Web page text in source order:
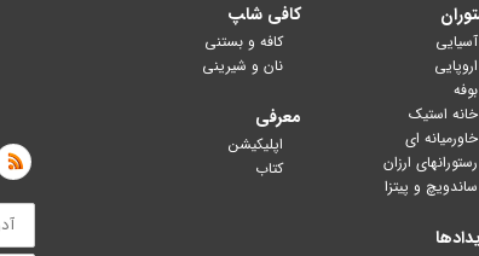
آسیایی
اروپایی
بوفه
خانه استیک
خاورمیانه ای
رستورانهای ارزان
ساندویچ و پیتزا
کافی شا‍پ
کافه و بستنی
نان و شیرینی
معرفی
اپلیکیشن
کتاب